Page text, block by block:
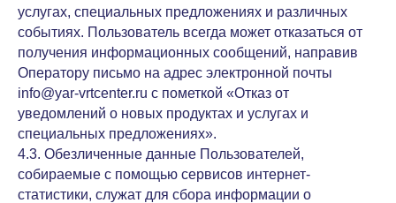
услугах, специальных предложениях и различных
событиях. Пользователь всегда может отказаться от
получения информационных сообщений, направив
Оператору письмо на адрес электронной почты
info@yar-vrtcenter.ru с пометкой «Отказ от
уведомлений о новых продуктах и услугах и
специальных предложениях».
4.3. Обезличенные данные Пользователей,
собираемые с помощью сервисов интернет-
статистики, служат для сбора информации о